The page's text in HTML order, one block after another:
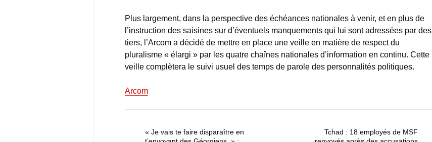
Plus largement, dans la perspective des échéances nationales à venir, et en plus de
l’instruction des saisines sur d’éventuels manquements qui lui sont adressées par des
tiers, l’Arcom a décidé de mettre en place une veille en matière de respect du
pluralisme « élargi » par les quatre chaînes nationales d’information en continu. Cette
veille complètera le suivi usuel des temps de parole des personnalités politiques.
Arcom
« Je vais te faire disparaître en
Tchad : 18 employés de MSF